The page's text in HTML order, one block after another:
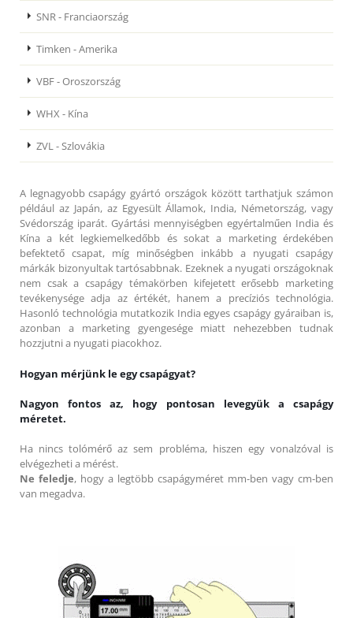
SNR - Franciaország
Timken - Amerika
VBF - Oroszország
WHX - Kína
ZVL - Szlovákia
A legnagyobb csapágy gyártó országok között tarthatjuk számon
például az Japán, az Egyesült Államok, India, Németország, vagy
Svédország iparát. Gyártási mennyiségben egyértalműen India és
Kína a két legkiemelkedőbb és sokat a marketing érdekében
befektető csapat, míg minőségben inkább a nyugati csapágy
márkák bizonyultak tartósabbnak. Ezeknek a nyugati országoknak
nem csak a csapágy témakörben kifejetett erősebb marketing
tevékenysége adja az értékét, hanem a precíziós technológia.
Hasonló technológia mutatkozik India egyes csapágy gyáraiban is,
azonban a marketing gyengesége miatt nehezebben tudnak
hozzjutni a nyugati piacokhoz.
Hogyan mérjünk le egy csapágyat?
Nagyon fontos az, hogy pontosan levegyük a csapágy
méretet.
Ha nincs tolómérő az sem probléma, hiszen egy vonalzóval is
elvégezheti a mérést.
Ne feledje, hogy a legtöbb csapágyméret mm-ben vagy cm-ben
van megadva.